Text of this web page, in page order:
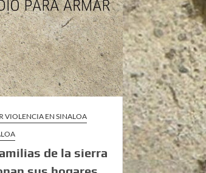
VIOLENCIA EN SINALOA
de la sierra